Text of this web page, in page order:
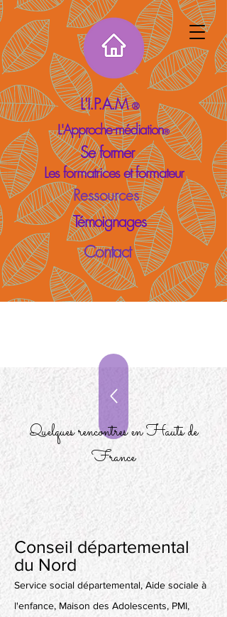
L'I.P.A.M®
L'Approche-médiation®
Se former
Les formatrices et formateur
Ressources
Témoignages
Contact
Quelques rencontres en Hauts de
France
Conseil départemental
du Nord
Service social départemental, Aide sociale à
l'enfance, Maison des Adolescents, PMI,